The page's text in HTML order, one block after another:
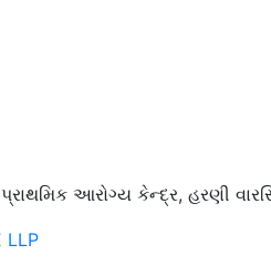
આરોગ્ય કેન્દ્ર, હરણી